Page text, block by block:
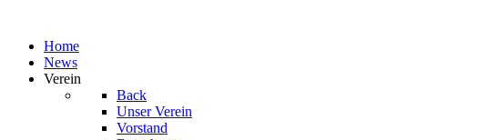
Home
News
Verein
Back
Unser Verein
Vorstand